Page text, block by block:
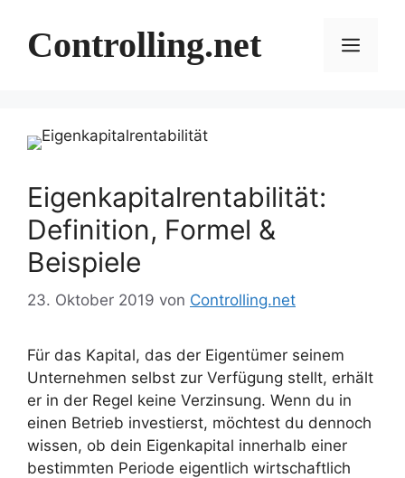
Inhalt
springenControlling.net Menü
Eigenkapitalrentabilität:
Definition, Formel &
Beispiele
23. Oktober 2019 von Controlling.net
Für das Kapital, das der Eigentümer seinem
Unternehmen selbst zur Verfügung stellt, erhält
er in der Regel keine Verzinsung. Wenn du in
einen Betrieb investierst, möchtest du dennoch
wissen, ob dein Eigenkapital innerhalb einer
bestimmten Periode eigentlich wirtschaftlich